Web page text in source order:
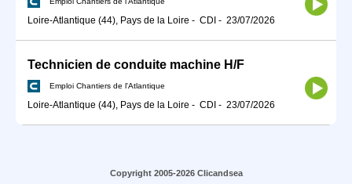
Loire-Atlantique (44), Pays de la Loire - CDI - 23/07/2026
Technicien de conduite machine H/F
Emploi Chantiers de l'Atlantique
Loire-Atlantique (44), Pays de la Loire - CDI - 23/07/2026
Copyright 2005-2026 Clicandsea